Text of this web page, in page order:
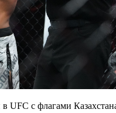
UFC с флагами